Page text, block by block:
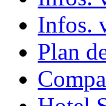
Infos.
Plan